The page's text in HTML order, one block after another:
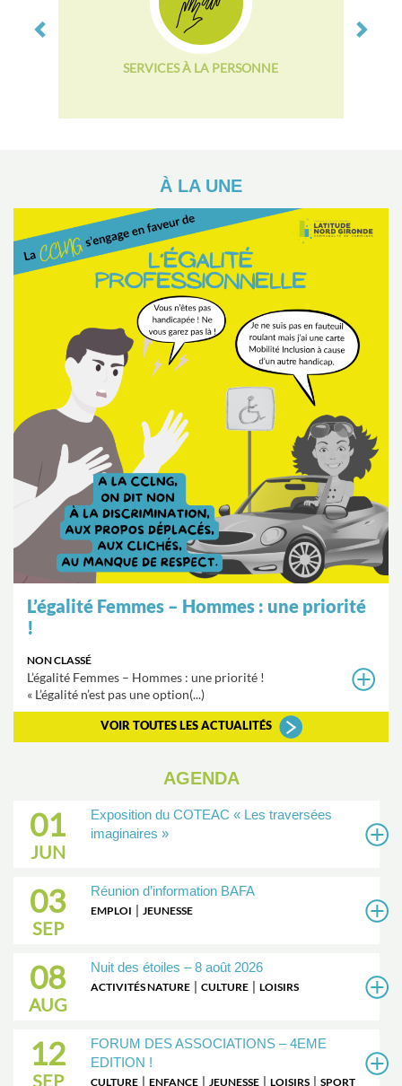
SERVICES À LA PERSONNE
À LA UNE
L’égalité Femmes – Hommes : une priorité
!
NON CLASSÉ
L’égalité Femmes – Hommes : une priorité !
« L’égalité n’est pas une option(...)
VOIR TOUTES LES ACTUALITÉS
AGENDA
01
JUN
Exposition du COTEAC « Les traversées
imaginaires »
03
SEP
Réunion d’information BAFA
EMPLOI |JEUNESSE
08
AUG
Nuit des étoiles – 8 août 2026
ACTIVITÉS NATURE |CULTURE |LOISIRS
12
SEP
FORUM DES ASSOCIATIONS – 4EME
EDITION !
CULTURE |ENFANCE |JEUNESSE |LOISIRS |SPORT